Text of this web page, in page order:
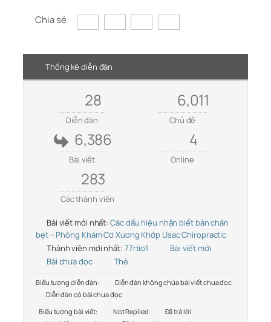
Chia sẻ:
Thống kê diễn đàn
28
Diễn đàn
6,011
Chủ đề
6,386
Bài viết
4
Online
283
Các thành viên
Bài viết mới nhất: Các dấu hiệu nhận biết bàn chân
bẹt – Phòng Khám Cơ Xương Khớp Usac Chiropractic
Thành viên mới nhất: 77rtio1
Bài viết mới
Bài chưa đọc
Thẻ
Biểu tượng diễn đàn:
Diễn đàn không chứa bài viết chưa đọc
Diễn đàn có bài chưa đọc
Biểu tượng bài viết:
Not Replied
Đã trả lời